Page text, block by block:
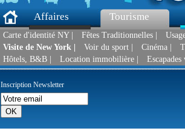
Affaires Tourisme
Carte d'identité NY | Fêtes Traditionnelles |
Visite de New York |
Voir du sport | Cinéma |
Hôtels, B&B |
Location immobilière |
Inscription Newsletter